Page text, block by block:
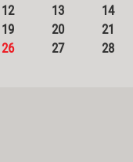
12 13
14
19 20
21
26 27
28